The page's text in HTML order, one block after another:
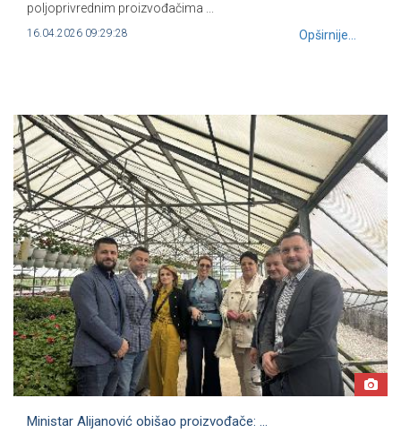
poljoprivrednim proizvođačima ...
16.04.2026 09:29:28 Opširnije...
Ministar Alijanović obišao proizvođače: ...